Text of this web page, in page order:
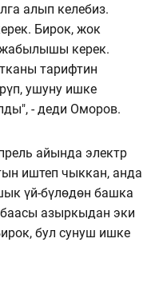
алып келебиз.
Бирок, жок
керек.
тарифтин
ушуну ишке
- деди Оморов.
айында электр
иштеп чыккан, анда
үй-бүлөдөн башка
баасы азыркыдан эки
бул сунуш ишке